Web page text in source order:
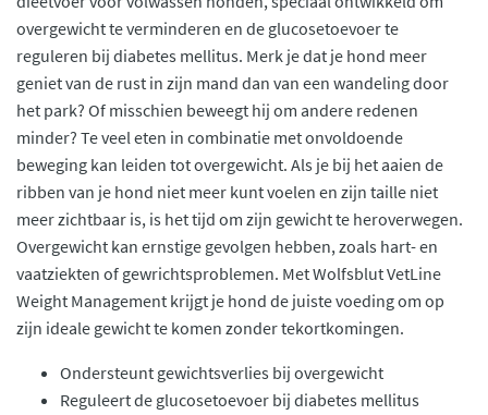
overgewicht te verminderen en de glucosetoevoer te
reguleren bij diabetes mellitus. Merk je dat je hond meer
geniet van de rust in zijn mand dan van een wandeling door
het park? Of misschien beweegt hij om andere redenen
minder? Te veel eten in combinatie met onvoldoende
beweging kan leiden tot overgewicht. Als je bij het aaien de
ribben van je hond niet meer kunt voelen en zijn taille niet
meer zichtbaar is, is het tijd om zijn gewicht te heroverwegen.
Overgewicht kan ernstige gevolgen hebben, zoals hart- en
vaatziekten of gewrichtsproblemen. Met Wolfsblut VetLine
Weight Management krijgt je hond de juiste voeding om op
zijn ideale gewicht te komen zonder tekortkomingen.
Ondersteunt gewichtsverlies bij overgewicht
Reguleert de glucosetoevoer bij diabetes mellitus